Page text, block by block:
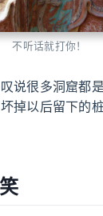
不听话就打你！
说很多洞窟都
掉以后留下的